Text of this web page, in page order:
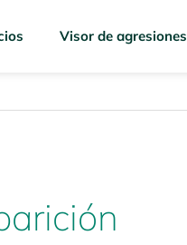
Visor de agresiones